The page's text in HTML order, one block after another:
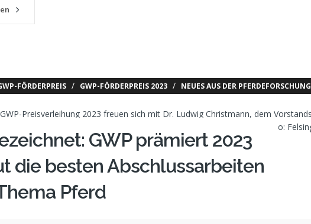
FÖRDERPREIS / GWP-FÖRDERPREIS 2023 / NEUES AUS DER PFERDEFORSCHUNG
GWP prämiert 2023
die besten Abschlussarbeiten
Pferd